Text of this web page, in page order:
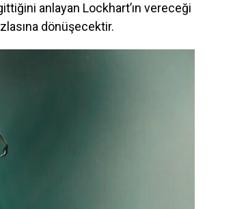
anlayan Lockhart’ın vereceği
dönüşecektir.